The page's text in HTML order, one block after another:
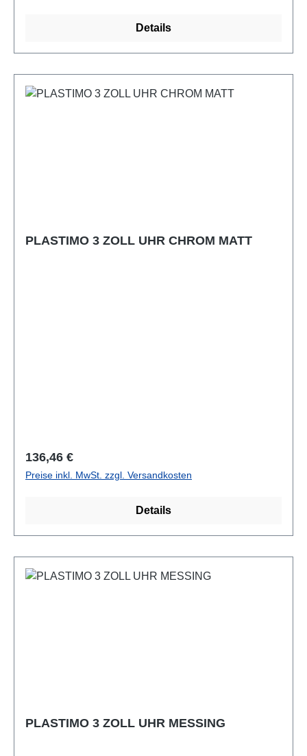
Details
PLASTIMO 3 ZOLL UHR CHROM MATT
Regulärer Preis:
136,46 €
Preise inkl. MwSt. zzgl. Versandkosten
Details
PLASTIMO 3 ZOLL UHR MESSING